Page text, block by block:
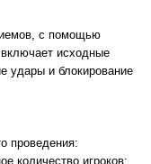
с помощью
исходные
удары и блокирование
проведения:
количество игроков: